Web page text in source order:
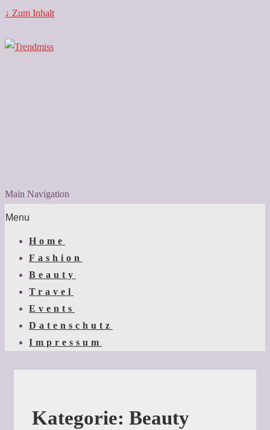
↓ Zum Inhalt
Main Navigation
Menu
Home
Fashion
Beauty
Travel
Events
Datenschutz
Impressum
Kategorie: Beauty